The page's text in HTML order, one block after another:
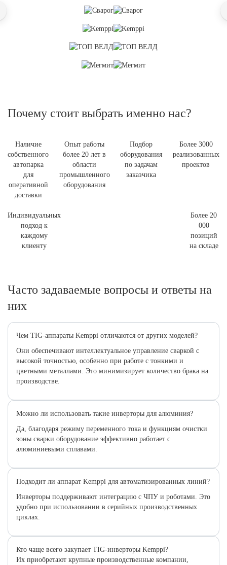
Почему стоит выбрать именно нас?
Наличие
собственного
автопарка
для
оперативной
доставки
Опыт работы
более 20 лет в
области
промышленного
оборудования
Подбор
оборудования
по задачам
заказчика
Более 3000
реализованных
проектов
Индивидуальных
подход к
каждому
клиенту
Более 20
000
позиций
на складе
Часто задаваемые вопросы и ответы на
них
Чем TIG-аппараты Kemppi отличаются от других моделей?
Они обеспечивают интеллектуальное управление сваркой с
высокой точностью, особенно при работе с тонкими и
цветными металлами. Это минимизирует количество брака на
производстве.
Можно ли использовать такие инверторы для алюминия?
Да, благодаря режиму переменного тока и функциям очистки
зоны сварки оборудование эффективно работает с
алюминиевыми сплавами.
Подходит ли аппарат Kemppi для автоматизированных линий?
Инверторы поддерживают интеграцию с ЧПУ и роботами. Это
удобно при использовании в серийных производственных
циклах.
Кто чаще всего закупает TIG-инверторы Kemppi?
Их приобретают крупные производственные компании,